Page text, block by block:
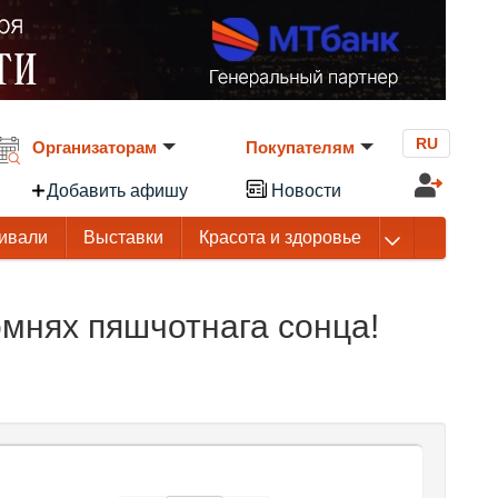
Организаторам
Добавить афишу
Покупателям
Новости
RU
Выставки Красота и здоровье
пяшчотнага сонца!